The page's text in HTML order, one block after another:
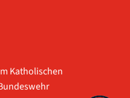
Katholischen